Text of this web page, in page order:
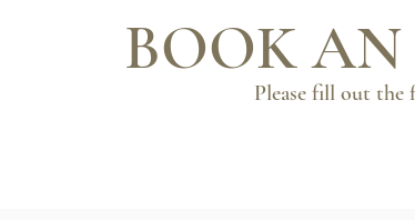
BOOK
Please fill out the